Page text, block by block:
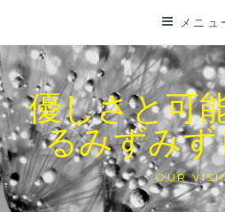
テ
ン
ツ
に
ス
キ
ッ
メニュ
優しさと可
るみずみ
OUR